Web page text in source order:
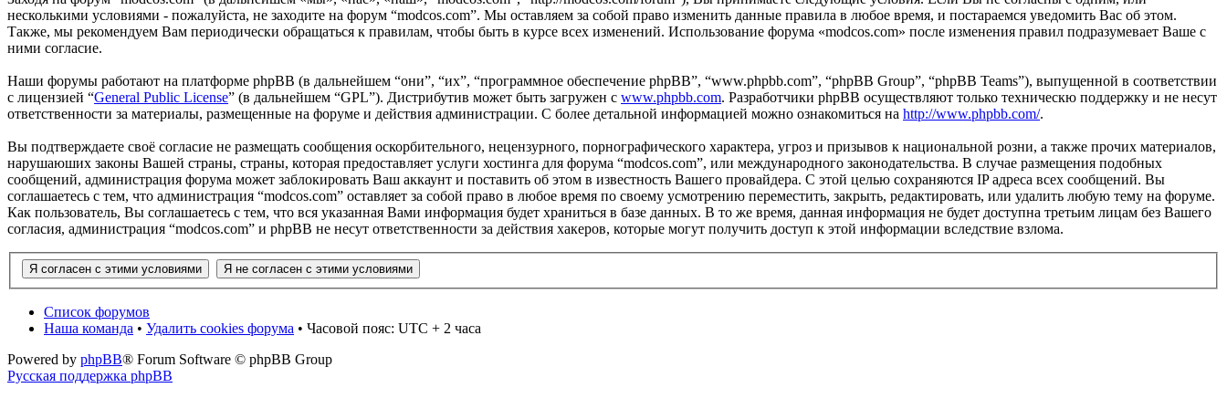
несколькими условиями - пожалуйста, не заходите на форум “modcos.com”. Мы оставляем за собой право изменить данные правила в любое время, и постараемся уведомить Вас об этом.
Также, мы рекомендуем Вам периодически обращаться к правилам, чтобы быть в курсе всех изменений. Использование форума «modcos.com» после изменения правил подразумевает Ваше с
ними согласие.
Наши форумы работают на платформе phpBB (в дальнейшем “они”, “их”, “программное обеспечение phpBB”, “www.phpbb.com”, “phpBB Group”, “phpBB Teams”), выпущенной в соответствии
с лицензией “General Public License” (в дальнейшем “GPL”). Дистрибутив может быть загружен с www.phpbb.com. Разработчики phpBB осуществляют только техническю поддержку и не несут
ответственности за материалы, размещенные на форуме и действия администрации. С более детальной информацией можно ознакомиться на http://www.phpbb.com/.
Вы подтверждаете своё согласие не размещать сообщения оскорбительного, нецензурного, порнографического характера, угроз и призывов к национальной розни, а также прочих материалов,
нарушаюших законы Вашей страны, страны, которая предоставляет услуги хостинга для форума “modcos.com”, или международного законодательства. В случае размещения подобных
сообщений, администрация форума может заблокировать Ваш аккаунт и поставить об этом в известность Вашего провайдера. С этой целью сохраняются IP адреса всех сообщений. Вы
соглашаетесь с тем, что администрация “modcos.com” оставляет за собой право в любое время по своему усмотрению переместить, закрыть, редактировать, или удалить любую тему на форуме.
Как пользователь, Вы соглашаетесь с тем, что вся указанная Вами информация будет храниться в базе данных. В то же время, данная информация не будет доступна третьим лицам без Вашего
согласия, администрация “modcos.com” и phpBB не несут ответственности за действия хакеров, которые могут получить доступ к этой информации вследствие взлома.
Список форумов
Наша команда • Удалить cookies форума • Часовой пояс: UTC + 2 часа
Powered by phpBB® Forum Software © phpBB Group
Русская поддержка phpBB